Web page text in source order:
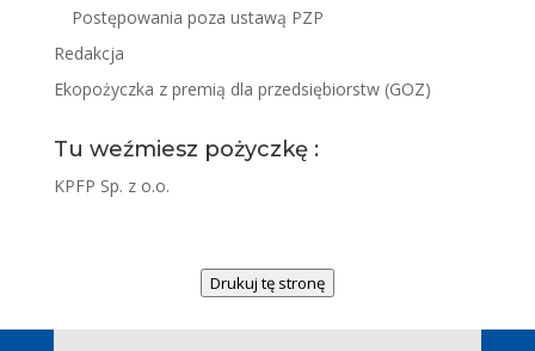
Postępowania poza ustawą PZP
Redakcja
Ekopożyczka z premią dla przedsiębiorstw (GOZ)
Tu weźmiesz pożyczkę :
KPFP Sp. z o.o.
Drukuj tę stronę